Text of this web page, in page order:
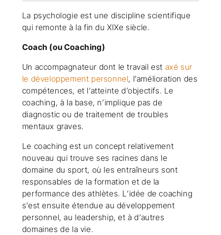
La psychologie est une discipline scientifique
qui remonte à la fin du XIXe siècle.
Coach (ou Coaching)
Un accompagnateur dont le travail est axé sur
le développement personnel, l’amélioration des
compétences, et l’atteinte d’objectifs. Le
coaching, à la base, n’implique pas de
diagnostic ou de traitement de troubles
mentaux graves.
Le coaching est un concept relativement
nouveau qui trouve ses racines dans le
domaine du sport, où les entraîneurs sont
responsables de la formation et de la
performance des athlètes. L’idée de coaching
s’est ensuite étendue au développement
personnel, au leadership, et à d’autres
domaines de la vie.